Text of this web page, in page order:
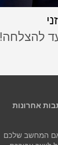
להצלחה!
אחרונות
המחשב שלכם